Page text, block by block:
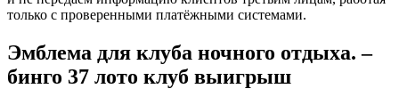
только с проверенными платёжными системами.
Эмблема для клуба ночного отдыха. –
бинго 37 лото клуб выигрыш